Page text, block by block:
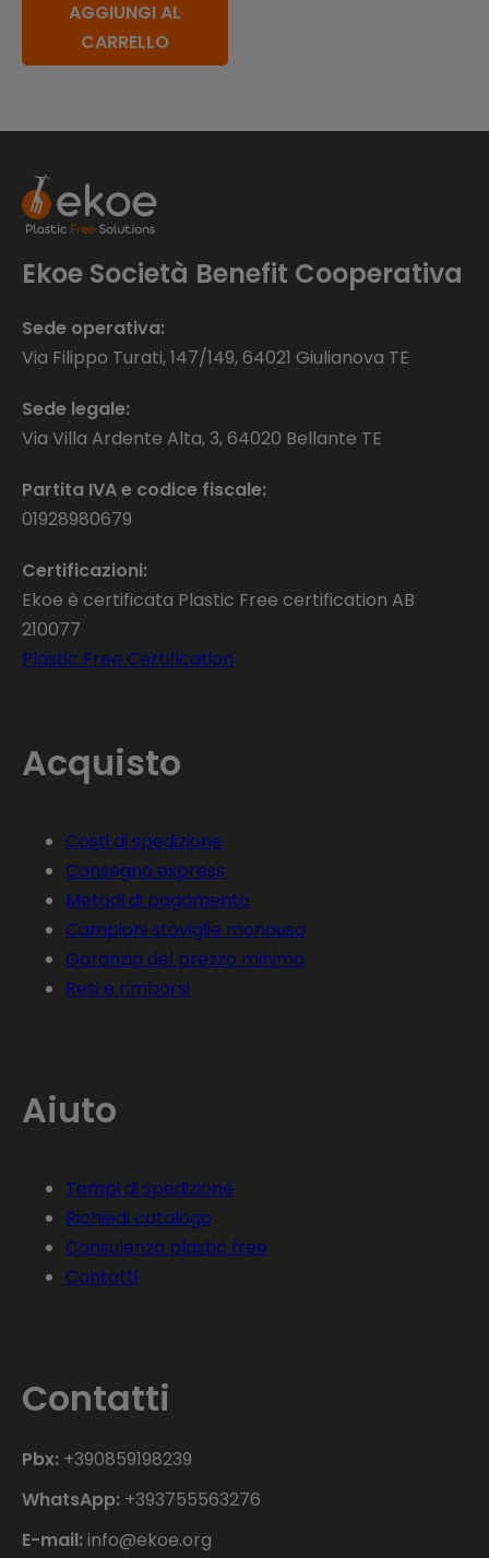
AGGIUNGI AL
CARRELLO
Ekoe Società Benefit Cooperativa
Sede operativa:
Via Filippo Turati, 147/149, 64021 Giulianova TE
Sede legale:
Via Villa Ardente Alta, 3, 64020 Bellante TE
Partita IVA e codice fiscale:
01928980679
Certificazioni:
Ekoe è certificata Plastic Free certification AB
210077
Plastic Free Certification
Acquisto
Costi di spedizione
Consegna express
Metodi di pagamento
Campioni stoviglie monouso
Garanzia del prezzo minimo
Resi e rimborsi
Aiuto
Tempi di spedizione
Richiedi catalogo
Consulenza plastic free
Contatti
Contatti
Pbx: +390859198239
WhatsApp: +393755563276
E-mail: info@ekoe.org